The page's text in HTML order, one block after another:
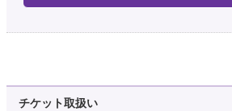
チケット取扱い